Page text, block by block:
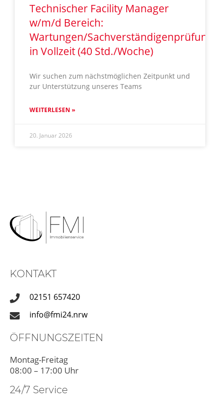
Technischer Facility Manager
w/m/d Bereich:
Wartungen/
in Vollzeit (40 Std./Woche)
Wir suchen zum nächstmöglichen Zeitpunkt und
zur Unterstützung unseres Teams
WEITERLESEN »
20. Januar 2026
KONTAKT
02151 657420
info@fmi24.nrw
ÖFFNUNGSZEITEN
Montag-Freitag
08:00 – 17:00 Uhr
24/7 Service